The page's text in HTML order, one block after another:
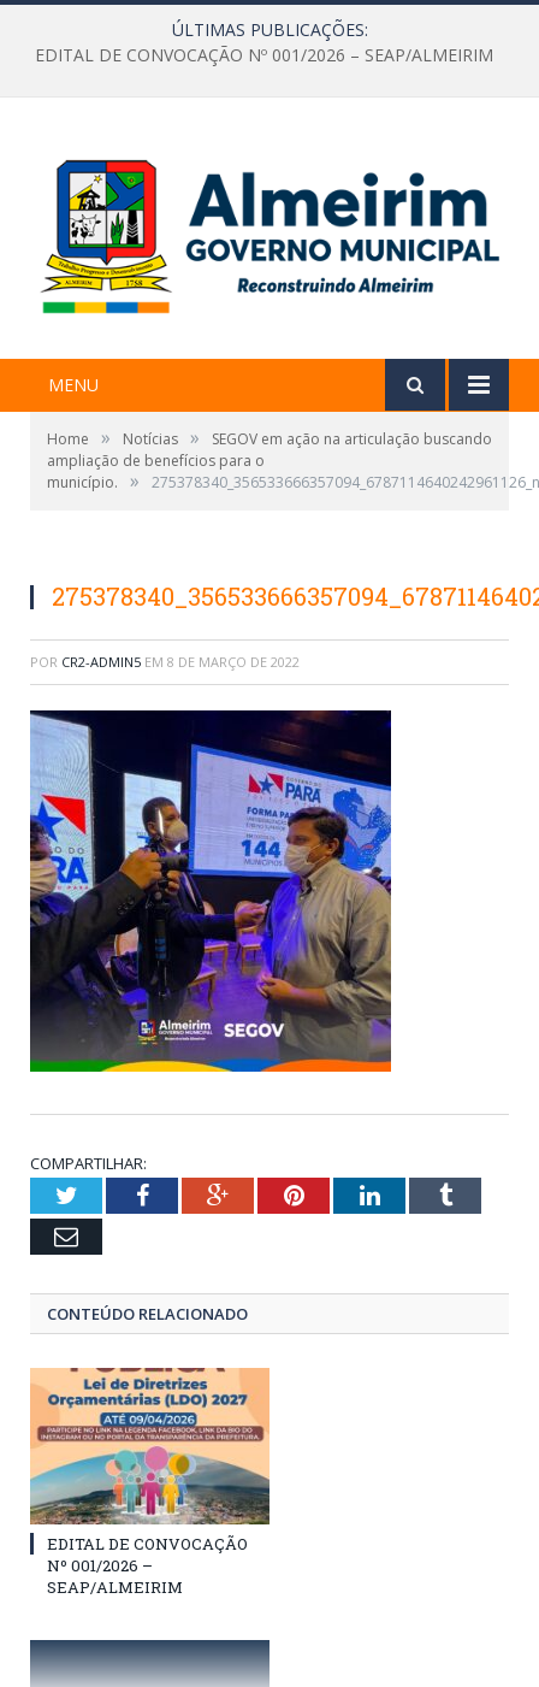
ÚLTIMAS PUBLICAÇÕES:
EDITAL DE CONVOCAÇÃO Nº 001/2026 – SEAP/ALMEIRIM
MENU
Home » Notícias »
SEGOV em ação na articulação buscando
ampliação de benefícios para o
município.
» 275378340_356533666357094_6787114640242961126_n
POR CR2-ADMIN5 EM 8 DE MARÇO DE 2022
COMPARTILHAR:
TwitterFacebookGoogle+PinterestLinkedInTumblr
Email
CONTEÚDO RELACIONADO
EDITAL DE CONVOCAÇÃO
Nº 001/2026 –
SEAP/ALMEIRIM